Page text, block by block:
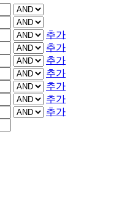
추가
추가
추가
추가
추가
추가
추가